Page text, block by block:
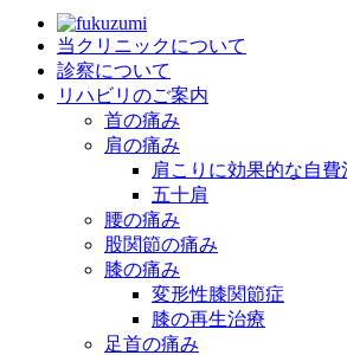
当クリニックについて
診察について
リハビリのご案内
首の痛み
肩の痛み
肩こりに効果的な自費
五十肩
腰の痛み
股関節の痛み
膝の痛み
変形性膝関節症
膝の再生治療
足首の痛み